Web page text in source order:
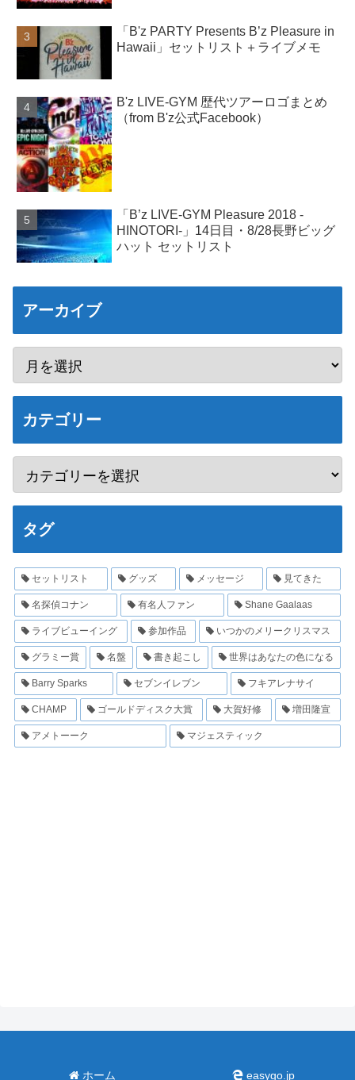
「B'z PARTY Presents B’z Pleasure in
Hawaii」セットリスト＋ライブメモ
B'z LIVE-GYM 歴代ツアーロゴまとめ
（from B'z公式Facebook）
「B’z LIVE-GYM Pleasure 2018 -
HINOTORI-」14日目・8/28長野ビッグ
ハット セットリスト
アーカイブ
カテゴリー
タグ
セットリスト グッズ メッセージ 見てきた
名探偵コナン 有名人ファン Shane Gaalaas
ライブビューイング 参加作品 いつかのメリークリスマス
グラミー賞 名盤 書き起こし 世界はあなたの色になる
Barry Sparks セブンイレブン フキアレナサイ
CHAMP ゴールドディスク大賞 大賀好修 増田隆宣
アメトーーク マジェスティック
ホーム easygo.jp